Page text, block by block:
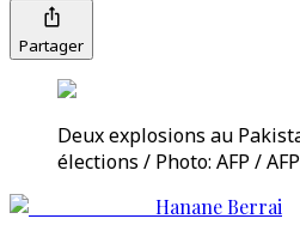
Partager
Deux explosions au
élections / Photo: AFP / AFP
Hanane Berrai